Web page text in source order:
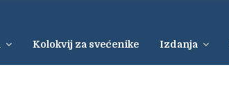
Kolokvij za svećenike Izdanja